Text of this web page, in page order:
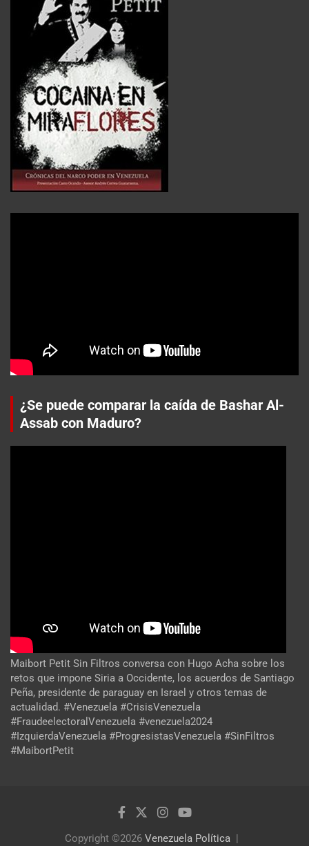
¿Se puede comparar la caída de Bashar Al-
Assab con Maduro?
Maibort Petit Sin Filtros conversa con Hugo Acha sobre los
retos que impone Siria a Occidente, los acuerdos de Santiago
Peña, presidente de paraguay en Israel y otros temas de
actualidad. #Venezuela #CrisisVenezuela
#FraudeelectoralVenezuela #venezuela2024
#IzquierdaVenezuela #ProgresistasVenezuela #SinFiltros
#MaibortPetit
Copyright ©2026 Venezuela Política